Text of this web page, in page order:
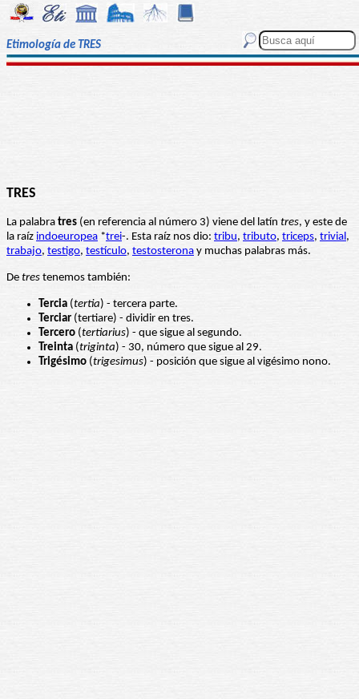
Etimología de TRES
TRES
La palabra tres (en referencia al número 3) viene del latín tres, y este de
la raíz indoeuropea *trei-. Esta raíz nos dio: tribu, tributo, triceps, trivial,
trabajo, testigo, testículo, testosterona y muchas palabras más.
De tres tenemos también:
Tercia (tertia) - tercera parte.
Terciar (tertiare) - dividir en tres.
Tercero (tertiarius) - que sigue al segundo.
Treinta (triginta) - 30, número que sigue al 29.
Trigésimo (trigesimus) - posición que sigue al vigésimo nono.